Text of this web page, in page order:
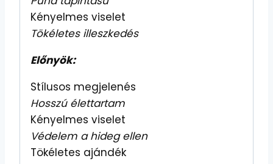
Kényelmes viselet
Tökéletes illeszkedés
Előnyök:
Stílusos megjelenés
Hosszú élettartam
Kényelmes viselet
Védelem a hideg ellen
Tökéletes ajándék